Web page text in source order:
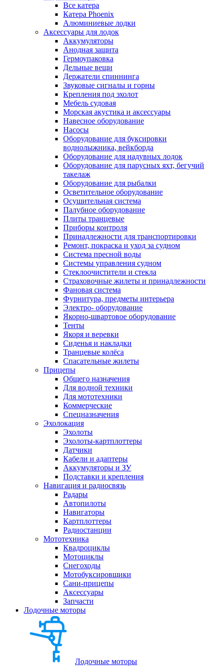
Все катера
Катера Phoenix
Алюминиевые лодки
Аксессуары для лодок
Аккумуляторы
Анодная защита
Гермоупаковка
Дельные вещи
Держатели спиннинга
Звуковые сигналы и горны
Крепления под эхолот
Мебель судовая
Морская акустика и аксессуары
Навесное оборудование
Насосы
Оборудование для буксировки
воднолыжника, вейкборда
Оборудование для надувных лодок
Оборудование для парусных яхт, бегучий
такелаж
Оборудование для рыбалки
Осветительное оборудование
Осушительная система
Палубное оборудование
Плиты транцевые
Приборы контроля
Принадлежности для транспортировки
Ремонт, покраска и уход за судном
Система пресной воды
Системы управления судном
Стеклоочистители и стекла
Страховочные жилеты и принадлежности
Фановая система
Фурнитура, предметы интерьера
Электро- оборудование
Якорно-швартовое оборудование
Тенты
Якоря и веревки
Сиденья и накладки
Транцевые колёса
Спасательные жилеты
Прицепы
Общего назначения
Для водной техники
Для мототехники
Коммерческие
Спецназначения
Эхолокация
Эхолоты
Эхолоты-картплоттеры
Датчики
Кабели и адаптеры
Аккумуляторы и ЗУ
Подставки и крепления
Навигация и радиосвязь
Радары
Автопилоты
Навигаторы
Картплоттеры
Радиостанции
Мототехника
Квадроциклы
Мотоциклы
Снегоходы
Мотобуксировщики
Сани-прицепы
Аксессуары
Запчасти
Лодочные моторы
Лодочные моторы